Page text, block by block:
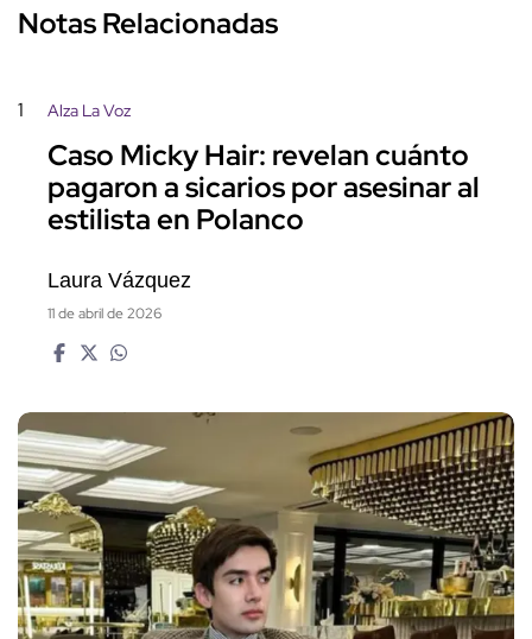
Notas Relacionadas
1 Alza La Voz
Caso Micky Hair: revelan cuánto
pagaron a sicarios por asesinar al
estilista en Polanco
Laura Vázquez
11 de abril de 2026